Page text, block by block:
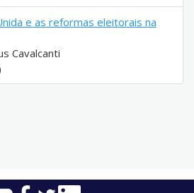
e as reformas eleitorais na
Cavalcanti